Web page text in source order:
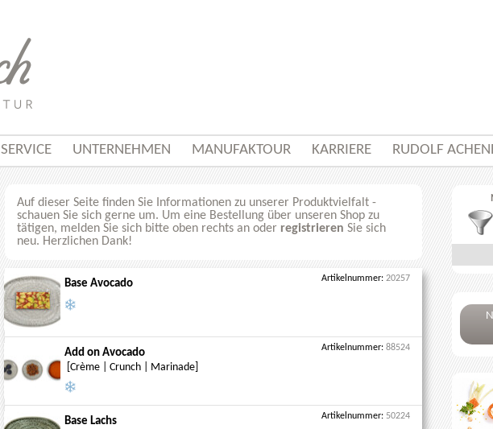
SERVICE UNTERNEHMEN MANUFAKTOUR KARRIERE RUDOLF
Auf dieser Seite finden Sie Informationen zu unserer Produktvielfalt -
schauen Sie sich gerne um. Um eine Bestellung über unseren Shop zu
tätigen, melden Sie sich bitte oben rechts an oder registrieren Sie sich
neu. Herzlichen Dank!
Base Avocado Artikelnummer:20257
Add on Avocado
[Crème | Crunch | Marinade]
Artikelnummer:88524
Base Lachs Artikelnummer:50224